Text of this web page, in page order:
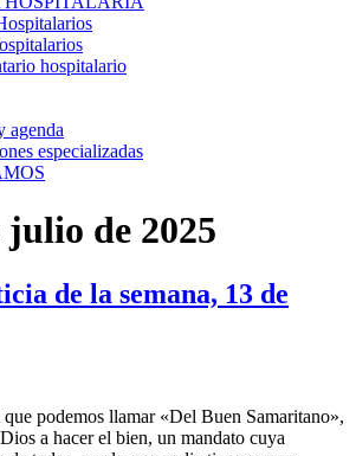
hospitalario
agenda
especializadas
julio de 2025
de la semana, 13 de
podemos llamar «Del Buen Samaritano»,
a hacer el bien, un mandato cuya